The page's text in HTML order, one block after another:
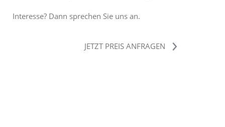
Interesse? Dann sprechen Sie uns an.
JETZT PREIS ANFRAGEN